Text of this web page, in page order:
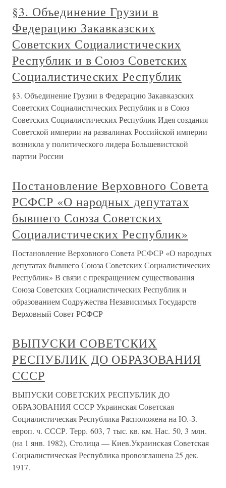
§3. Объединение Грузии в
Федерацию Закавказских
Советских Социалистических
Республик и в Союз Советских
Социалистических Республик
§3. Объединение Грузии в Федерацию Закавказских
Советских Социалистических Республик и в Союз
Советских Социалистических Республик Идея создания
Советской империи на развалинах Российской империи
возникла у политического лидера Большевистской
партии России
Постановление Верховного Совета
РСФСР «О народных депутатах
бывшего Союза Советских
Социалистических Республик»
Постановление Верховного Совета РСФСР «О народных
депутатах бывшего Союза Советских Социалистических
Республик» В связи с прекращением существования
Союза Советских Социалистических Республик и
образованием Содружества Независимых Государств
Верховный Совет РСФСР
ВЫПУСКИ СОВЕТСКИХ
РЕСПУБЛИК ДО ОБРАЗОВАНИЯ
СССР
ВЫПУСКИ СОВЕТСКИХ РЕСПУБЛИК ДО
ОБРАЗОВАНИЯ СССР Украинская Советская
Социалистическая Республика Расположена на Ю.-З.
европ. ч. СССР. Терр. 603, 7 тыс. кв. км. Нас. 50, 3 млн.
(на 1 янв. 1982), Столица — Киев.Украинская Советская
Социалистическая Республика провозглашена 25 дек.
1917.